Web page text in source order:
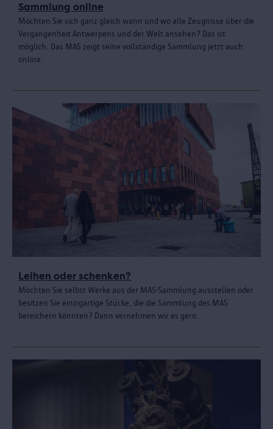
Sammlung online
Möchten Sie sich ganz gleich wann und wo alle Zeugnisse über die
Vergangenheit Antwerpens und der Welt ansehen? Das ist
möglich. Das MAS zeigt seine vollständige Sammlung jetzt auch
online.
Leihen oder schenken?
Möchten Sie selbst Werke aus der MAS-Sammlung ausstellen oder
besitzen Sie einzigartige Stücke, die die Sammlung des MAS
bereichern könnten? Dann vernehmen wir es gern.